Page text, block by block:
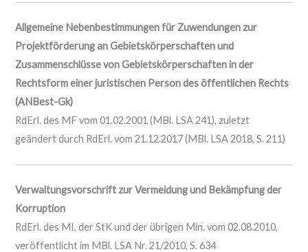
Allgemeine Nebenbestimmungen für Zuwendungen zur
Projektförderung an Gebietskörperschaften und
Zusammenschlüsse von Gebietskörperschaften in der
Rechtsform einer juristischen Person des öffentlichen Rechts
(ANBest-Gk)
RdErl. des MF vom 01.02.2001 (MBl. LSA 241), zuletzt
geändert durch RdErl. vom 21.12.2017 (MBl. LSA 2018, S. 211)
Verwaltungsvorschrift zur Vermeidung und Bekämpfung der
Korruption
RdErl. des MI, der StK und der übrigen Min. vom 02.08.2010,
veröffentlicht im MBl. LSA Nr. 21/2010, S. 634